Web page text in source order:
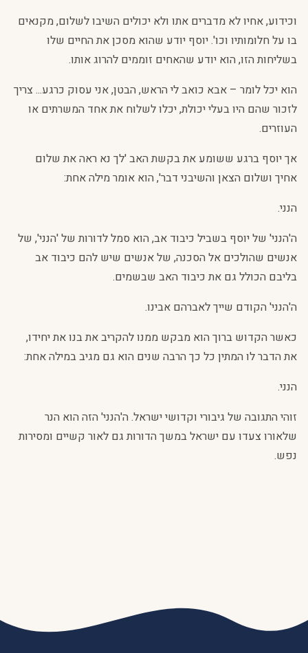
וכידוע, אחיו לא מדברים אתו ולא יכולים השיבו לשלום, מקנאים
בו על חלומותיו וכו'. יוסף יודע שהוא מסכן את החיים שלו
בשליחות הזו, הוא יודע שהאחים זוממים להרוג אותו.
הוא יכל לומר – אבא כואב לי הראש, הבטן, אני עסוק כרגע... צריך
לזכור שהם היו בעלי יכולת, יכלו לשלוח את אחד המשרתים או
העוזרים.
אך יוסף ברגע ששומע את בקשת האב 'לך נא ראה את שלום
אחיך ושלום הצאן והשיבני דבר', הוא אומר מילה אחת:
הנני.
ה'הנני' של יוסף בשביל כיבוד אב, הוא סמל לדורות של 'הנני', של
אנשים שהולכים אל הסכנה, של אנשים שיש להם כיבוד אב
בליבם הכולל גם את כיבוד האב שבשמים.
ה'הנני' הקודם שייך לאברהם אבינו.
כאשר הקדוש ברוך הוא מבקש ממנו להקריב את בנו את יחידו,
את הדבר לו המתין כל כך הרבה שנים הוא גם מגיב במילה אחת:
הנני.
זוהי התגובה של גיבורי וקדושי ישראל. ה'הנני' הזה הוא הנר
שלאורו צעדו עם ישראל במשך הדורות גם לאור קשיים ומסירות
נפש.